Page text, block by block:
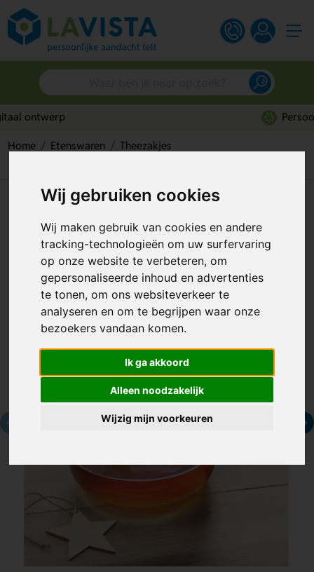
Wij gebruiken cookies
Wij maken gebruik van cookies en andere
tracking-technologieën om uw surfervaring
op onze website te verbeteren, om
gepersonaliseerde inhoud en advertenties
te tonen, om ons websiteverkeer te
analyseren en om te begrijpen waar onze
bezoekers vandaan komen.
Ik ga akkoord
Alleen noodzakelijk
Wijzig mijn voorkeuren
Home Etenswaren
Theezakjes
Glazen Theepot Met Bamboe
Deksel
Artikelnummer: 291412